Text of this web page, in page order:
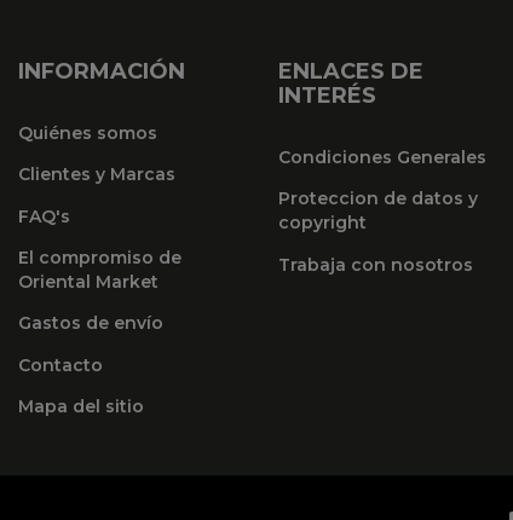
INFORMACIÓN
Quiénes somos
Clientes y Marcas
FAQ's
El compromiso de
Oriental Market
Gastos de envío
Contacto
Mapa del sitio
ENLACES DE
INTERÉS
Condiciones Generales
Proteccion de datos y
copyright
Trabaja con nosotros